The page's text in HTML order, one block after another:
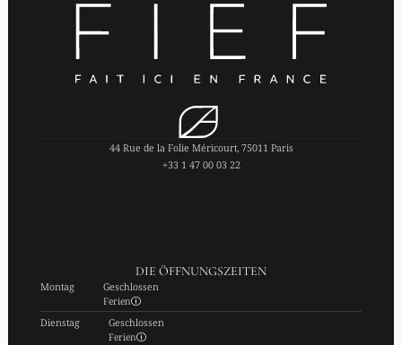
44 Rue de la Folie Méricourt, 75011 Paris
+33 1 47 00 03 22
DIE ÖFFNUNGSZEITEN
Montag Geschlossen
Ferien
Dienstag Geschlossen
Ferien